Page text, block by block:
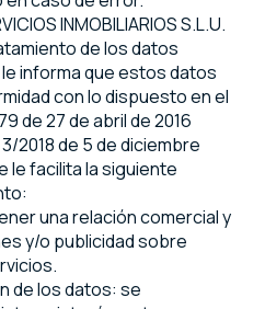
INMOBILIARIOS S.L.U.
de los datos
informa que estos datos
con lo dispuesto en el
de 27 de abril de 2016
2018 de 5 de diciembre
le facilita la siguiente
una relación comercial y
y/o publicidad sobre
de los datos: se